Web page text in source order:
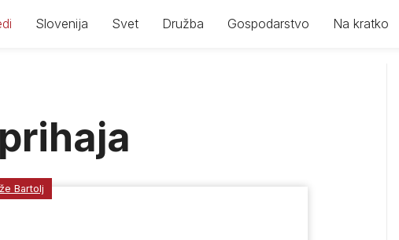
Slovenija Svet Družba Gospodarstvo Na kratko
Bartolj